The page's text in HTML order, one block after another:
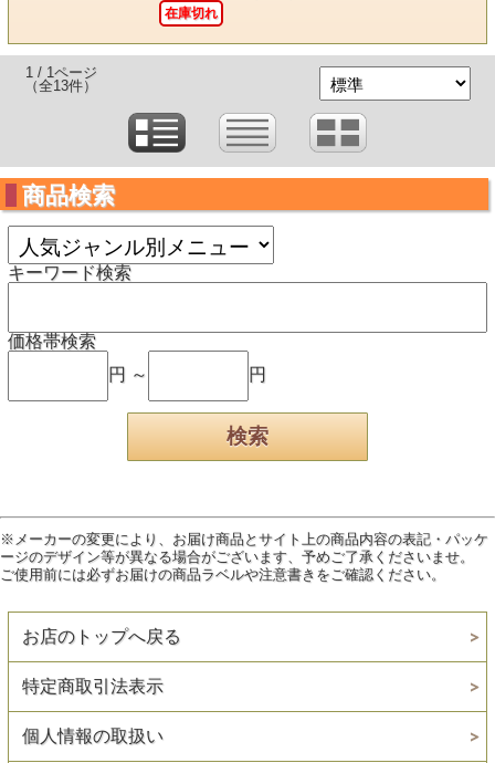
在庫切れ
1 / 1ページ
（全13件）
商品検索
キーワード検索
価格帯検索
円 ～
円
※メーカーの変更により、お届け商品とサイト上の商品内容の表記・パッケ
ージのデザイン等が異なる場合がございます、予めご了承くださいませ。
ご使用前には必ずお届けの商品ラベルや注意書きをご確認ください。
お店のトップへ戻る
特定商取引法表示
個人情報の取扱い